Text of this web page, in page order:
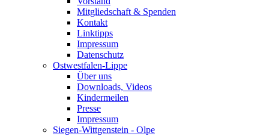
Mitgliedschaft & Spenden
Kontakt
Linktipps
Impressum
Datenschutz
Ostwestfalen-Lippe
Über uns
Downloads, Videos
Kindermeilen
Presse
Impressum
Siegen-Wittgenstein - Olpe